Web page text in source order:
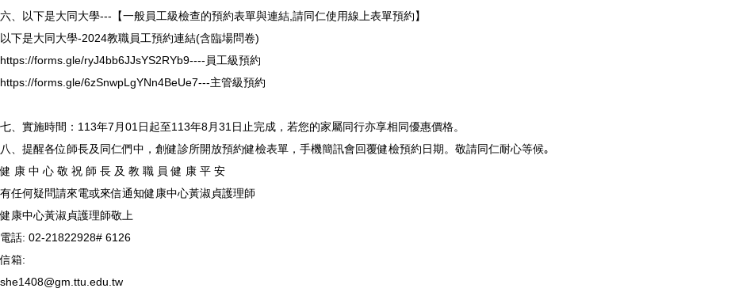
六、以下是大同大學---【一般員工級檢查的預約表單與連結,請同仁使用線上表單預約】
以下是大同大學-2024教職員工預約連結(含臨場問卷)
https://forms.gle/ryJ4bb6JJsYS2RYb9----員工級預約
https://forms.gle/6zSnwpLgYNn4BeUe7---主管級預約
七、實施時間：113年7月01日起至113年8月31日止完成，若您的家屬同行亦享相同優惠價格。
八、提醒各位師長及同仁們中，創健診所開放預約健檢表單，手機簡訊會回覆健檢預約日期。敬請同仁耐心等候｡
健 康 中 心 敬 祝 師 長 及 教 職 員 健 康 平 安
有任何疑問請來電或來信通知健康中心黃淑貞護理師
健康中心黃淑貞護理師敬上
電話: 02-21822928# 6126
信箱:
she1408@gm.ttu.edu.tw